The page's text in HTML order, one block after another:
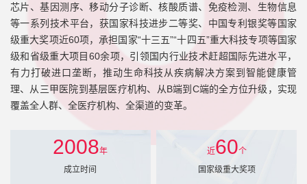
芯片、基因测序、移动分子诊断、核酸质谱、免疫检测、生物信息
等一系列技术平台，获国家科技进步二等奖、中国专利银奖等国家
级重大奖项近60项，承担国家“十三五”“十四五”重大科技专项等国家
级和省级重大项目60余项，引领国内行业技术赶超国际先进水平，
有力打破进口垄断，推动生命科技从疾病解决方案到智能健康管
理、从三甲医院到基层医疗机构、从B端到C端的全方位升级，实现
覆盖全人群、全医疗机构、全渠道的变革。
2008年
成立时间
近60个
国家级重大奖项